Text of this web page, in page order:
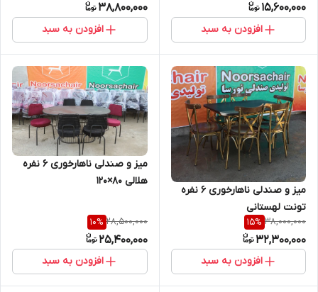
15,600,000
افزودن به سبد
38,800,000
افزودن به سبد
میز و صندلی ناهارخوری 6 نفره
تونت لهستانی
38,000,000
15%
32,300,000
افزودن به سبد
میز و صندلی ناهارخوری ۶ نفره
هلالی ۸۰×۱۲۰
28,500,000
10%
25,400,000
افزودن به سبد